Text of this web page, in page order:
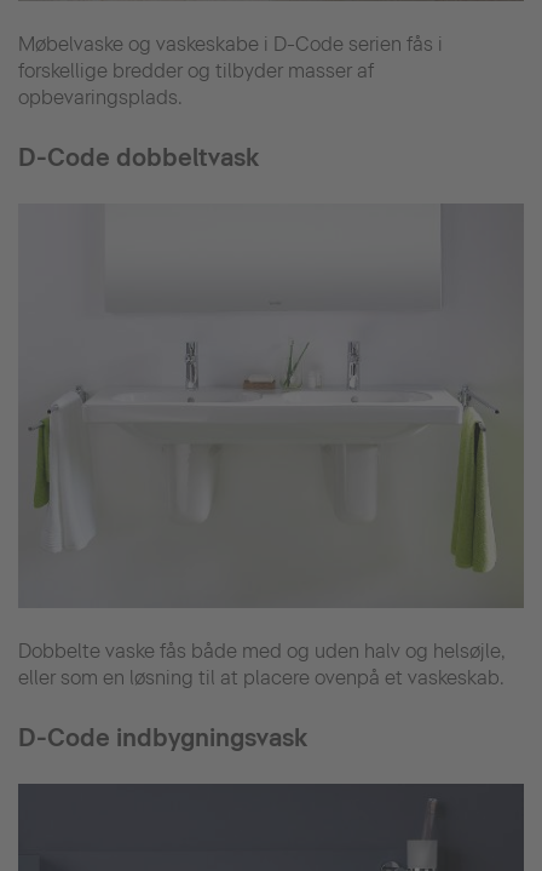
Møbelvaske og vaskeskabe i D-Code serien fås i
forskellige bredder og tilbyder masser af
opbevaringsplads.
D-Code dobbeltvask
Dobbelte vaske fås både med og uden halv og helsøjle,
eller som en løsning til at placere ovenpå et vaskeskab.
D-Code indbygningsvask